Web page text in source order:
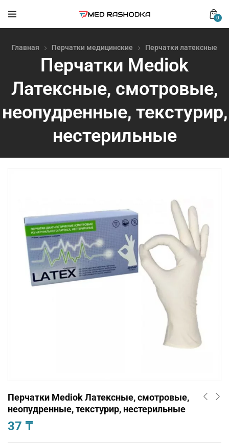
0
Главная Перчатки медицинские Перчатки латексные
Перчатки Mediok
Латексные, смотровые,
неопудренные, текстурир,
нестерильные
Перчатки Mediok Латексные, смотровые,
неопудренные, текстурир, нестерильные
37 ₸